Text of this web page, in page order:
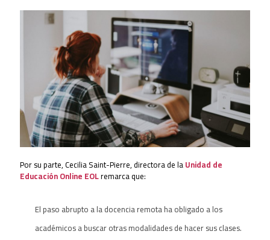
Por su parte, Cecilia Saint-Pierre, directora de laUnidad de
Educación Online EOLremarca que:
El paso abrupto a la docencia remota ha obligado a los
académicos a buscar otras modalidades de hacer sus clases.